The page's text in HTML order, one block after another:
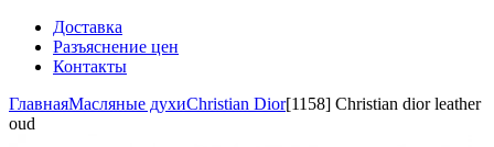
Доставка
Разъяснение цен
Контакты
ГлавнаяМасляные духиChristian Dior[1158] Christian dior leather
oud